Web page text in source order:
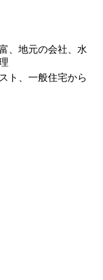
、地元の会社、水
ト、一般住宅から